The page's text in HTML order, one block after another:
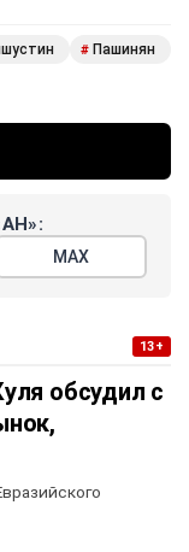
# Пашинян
МАХ
13+
обсудил с